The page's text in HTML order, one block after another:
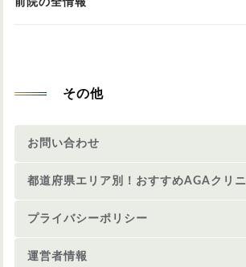
前院の全情報
その他
お問い合わせ
都道府県エリア別！おすすめAGAクリ
プライバシーポリシー
運営者情報